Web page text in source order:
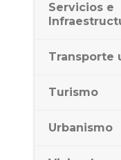
Servicios e
Transporte
Turismo
Urbanismo